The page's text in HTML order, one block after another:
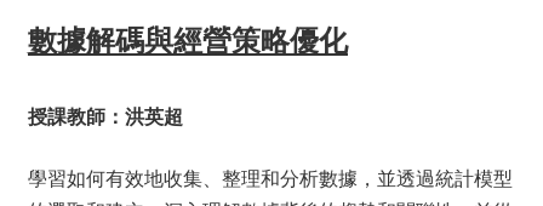
數據解碼與經營策略優化
授課教師：洪英超
學習如何有效地收集、整理和分析數據，並透過統計模型